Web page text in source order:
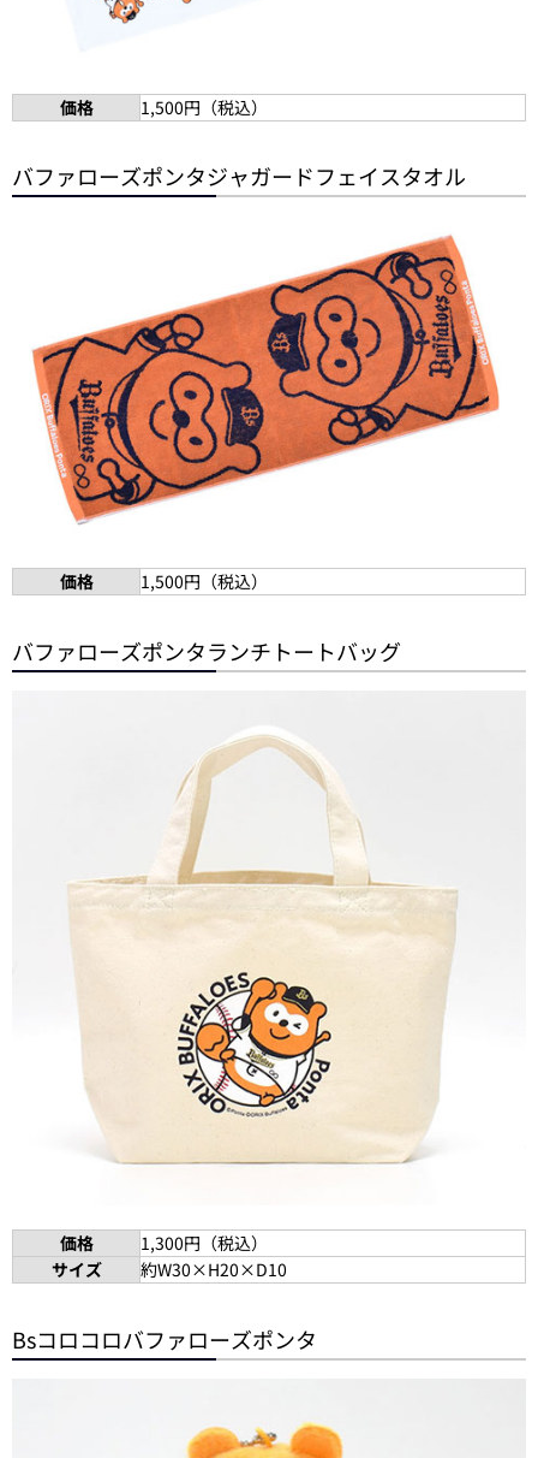
価格 1,500円（税込）
バファローズポンタジャガードフェイスタオル
価格 1,500円（税込）
バファローズポンタランチトートバッグ
価格
1,300円（税込）
サイズ
約W30×H20×D10
Bsコロコロバファローズポンタ